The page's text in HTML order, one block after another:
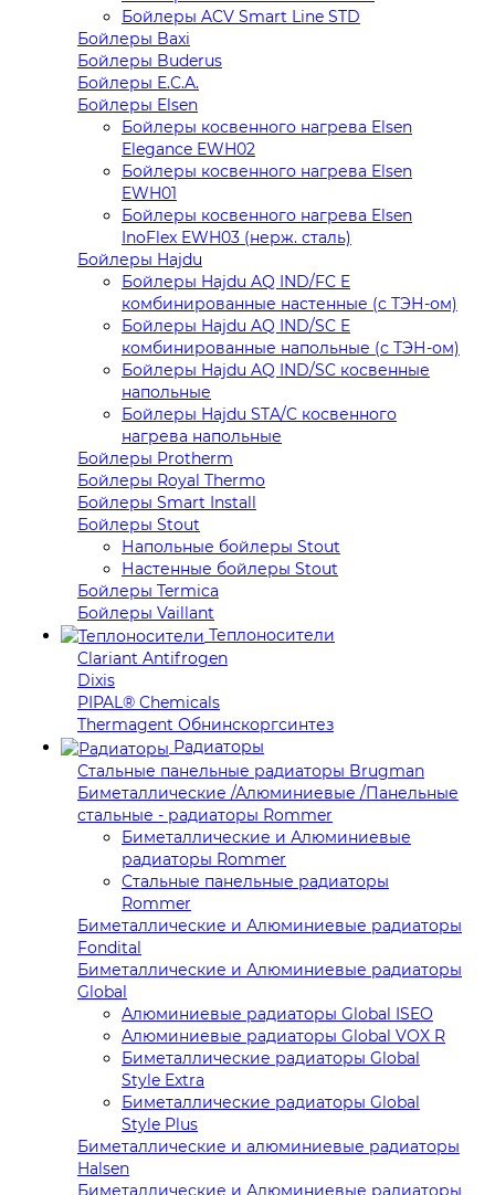
Бойлеры ACV Smart Line STD
Бойлеры Baxi
Бойлеры Buderus
Бойлеры E.C.A.
Бойлеры Elsen
Бойлеры косвенного нагрева Elsen
Elegance EWH02
Бойлеры косвенного нагрева Elsen
EWH01
Бойлеры косвенного нагрева Elsen
InoFlex EWH03 (нерж. сталь)
Бойлеры Hajdu
Бойлеры Hajdu AQ IND/FC E
комбинированные настенные (с ТЭН-ом)
Бойлеры Hajdu AQ IND/SC E
комбинированные напольные (с ТЭН-ом)
Бойлеры Hajdu AQ IND/SC косвенные
напольные
Бойлеры Hajdu STA/C косвенного
нагрева напольные
Бойлеры Protherm
Бойлеры Royal Thermo
Бойлеры Smart Install
Бойлеры Stout
Напольные бойлеры Stout
Настенные бойлеры Stout
Бойлеры Termica
Бойлеры Vaillant
Теплоносители
Clariant Antifrogen
Dixis
PIPAL® Chemicals
Thermagent Обнинскоргсинтез
Радиаторы
Стальные панельные радиаторы Brugman
Биметаллические /Алюминиевые /Панельные
стальные - радиаторы Rommer
Биметаллические и Алюминиевые
радиаторы Rommer
Стальные панельные радиаторы
Rommer
Биметаллические и Алюминиевые радиаторы
Fondital
Биметаллические и Алюминиевые радиаторы
Global
Алюминиевые радиаторы Global ISEO
Алюминиевые радиаторы Global VOX R
Биметаллические радиаторы Global
Style Extra
Биметаллические радиаторы Global
Style Plus
Биметаллические и алюминиевые радиаторы
Halsen
Биметаллические и Алюминиевые радиаторы